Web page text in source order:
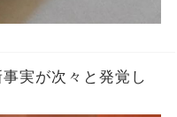
実が次々と発覚し